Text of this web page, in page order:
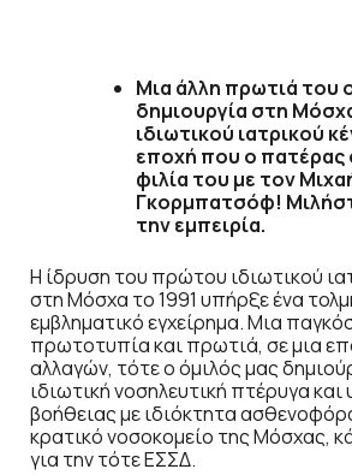
Μια άλλη πρωτιά του
δημιουργία στη
ιδιωτικού ιατρικού
εποχή που ο πατέρας
φιλία του με τον
Γκορμπατσόφ!
την εμπειρία.
Η ίδρυση του πρώτου ιδιωτικού
στη Μόσχα το 1991 υπήρξε ένα
εμβληματικό εγχείρημα. Μια
πρωτοτυπία και πρωτιά, σε μια
αλλαγών, τότε ο όμιλός μας
ιδιωτική νοσηλευτική πτέρυγα
βοήθειας με ιδιόκτητα
κρατικό νοσοκομείο της Μόσχας,
για την τότε ΕΣΣΔ.